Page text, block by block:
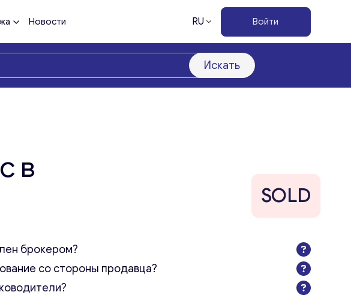
Новости RU Войти
Искать
в
SOLD
брокером?
со стороны продавца?